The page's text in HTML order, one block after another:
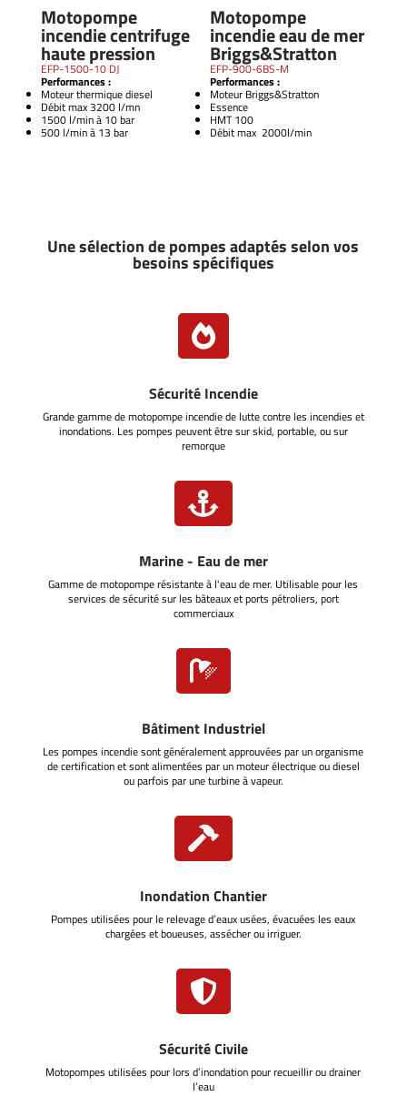
Motopompe
incendie centrifuge
haute pression
EFP-1500-10 DJ
Performances :
Moteur thermique diesel
Débit max 3200 l/mn
1500 l/min à 10 bar
500 l/min à 13 bar
Motopompe
incendie eau de mer
Briggs&Stratton
EFP-900-6BS-M
Performances :
Moteur Briggs&Stratton
Essence
HMT 100
Débit max 2000l/min
Une sélection de pompes adaptés selon vos
besoins spécifiques

Sécurité Incendie
Grande gamme de motopompe incendie de lutte contre les incendies et
inondations. Les pompes peuvent être sur skid, portable, ou sur
remorque

Marine - Eau de mer
Gamme de motopompe résistante à l'eau de mer. Utilisable pour les
services de sécurité sur les bâteaux et ports pétroliers, port
commerciaux

Bâtiment Industriel
Les pompes incendie sont généralement approuvées par un organisme
de certification et sont alimentées par un moteur électrique ou diesel
ou parfois par une turbine à vapeur.

Inondation Chantier
Pompes utilisées pour le relevage d’eaux usées, évacuées les eaux
chargées et boueuses, assécher ou irriguer.

Sécurité Civile
Motopompes utilisées pour lors d’inondation pour recueillir ou drainer
l’eau